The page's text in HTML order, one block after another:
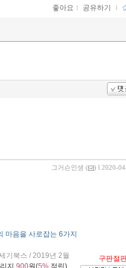
좋아요 ｌ 공유하기 ｌ
그거슨인생 ( ) l 2020-
마음을 사로잡는 6가지
기북스 / 2019년 2월
지 900원(5% 적립)
구판절